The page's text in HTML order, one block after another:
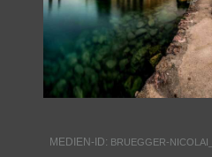
WIR
MEDIEN-ID: BRUEGGER-